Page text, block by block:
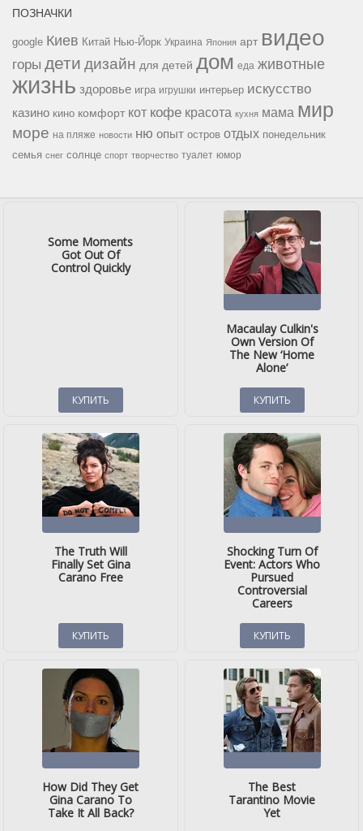
ПОЗНАЧКИ
google Киев Китай Нью-Йорк Украина Япония арт видео
горы дети дизайн для детей дом еда животные
жизнь здоровье игра игрушки интерьер искусство
казино кино комфорт кот кофе красота кухня мама мир
море на пляже новости ню опыт остров отдых понедельник
семья снег солнце спорт творчество туалет юмор